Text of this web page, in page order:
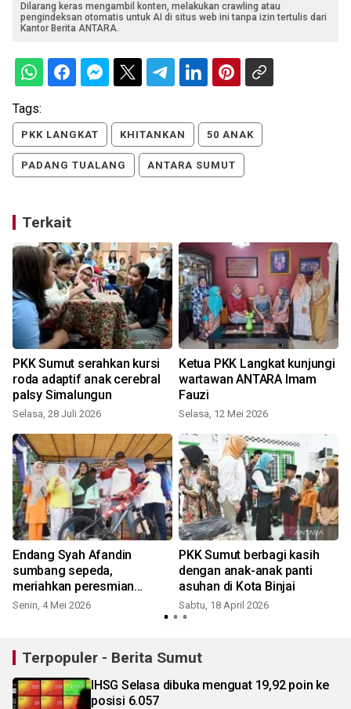
Dilarang keras mengambil konten, melakukan crawling atau
pengindeksan otomatis untuk AI di situs web ini tanpa izin tertulis dari
Kantor Berita ANTARA.
Tags:
PKK LANGKAT KHITANKAN 50 ANAK
PADANG TUALANG ANTARA SUMUT
Terkait
PKK Sumut serahkan kursi
roda adaptif anak cerebral
palsy Simalungun
Selasa, 28 Juli 2026
Ketua PKK Langkat kunjungi
wartawan ANTARA Imam
Fauzi
Selasa, 12 Mei 2026
Endang Syah Afandin
sumbang sepeda,
meriahkan peresmian
kampung binaan Polres
Senin, 4 Mei 2026
PKK Sumut berbagi kasih
dengan anak-anak panti
asuhan di Kota Binjai
Sabtu, 18 April 2026
Terpopuler - Berita Sumut
IHSG Selasa dibuka menguat 19,92 poin ke
posisi 6.057